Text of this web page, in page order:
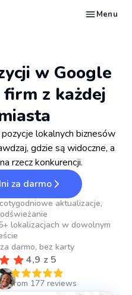
Menu
w Google
z każdej
lokalnych biznesów
gdzie są widoczne, a
rzecz konkurencji.
za darmo
aktualizacje,
lokalizacjach w dowolnym
darmo, bez karty
4,9 z 5